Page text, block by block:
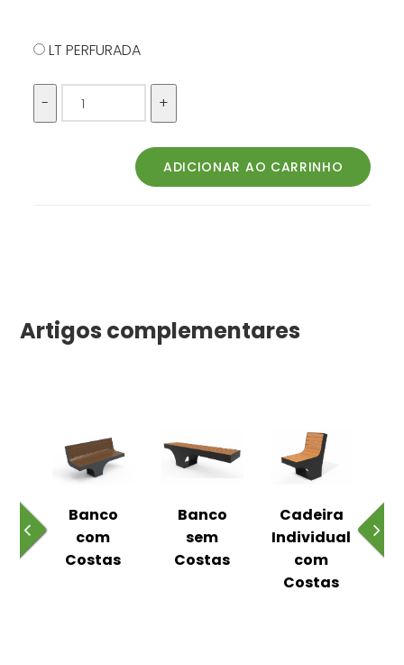
LT PERFURADA
Artigos complementares
Banco
com
Costas
Banco
sem
Costas
Cadeira
Individual
com
Costas